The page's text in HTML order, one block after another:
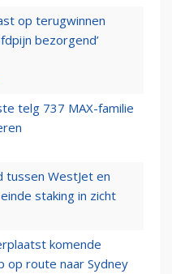
op terugwinnen
bezorgend’
telg 737 MAX-familie
tussen WestJet en
staking in zicht
komende
op route naar Sydney